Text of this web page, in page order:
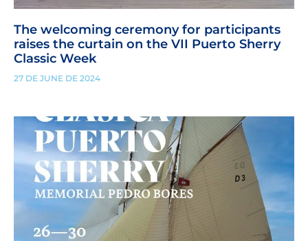
The welcoming ceremony for participants
raises the curtain on the VII Puerto Sherry
Classic Week
27 DE JUNE DE 2024